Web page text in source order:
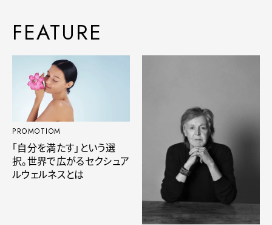
FEATURE
PROMOTIOM
「自分を満たす」という選
択。世界で広がるセクシュア
ルウェルネスとは